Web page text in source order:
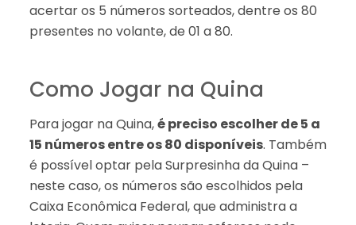
acertar os 5 números sorteados, dentre os 80
presentes no volante, de 01 a 80.
Como Jogar na Quina
Para jogar na Quina,é preciso escolher de 5 a
15 números entre os 80 disponíveis. Também
é possível optar pela Surpresinha da Quina –
neste caso, os números são escolhidos pela
Caixa Econômica Federal, que administra a